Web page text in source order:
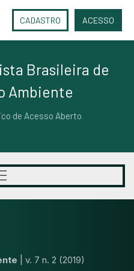
CADASTRO ACESSO
Brasileira de
Ambiente
de Acesso Aberto
v. 7 n. 2 (2019)